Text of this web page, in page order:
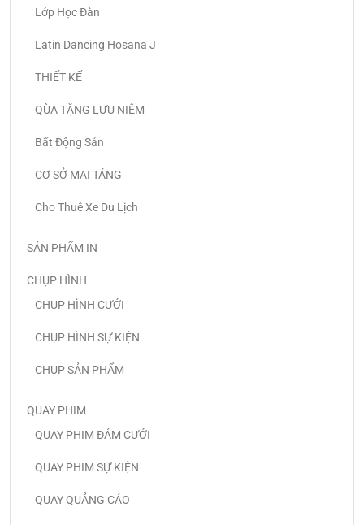
Lớp Học Đàn
Latin Dancing Hosana J
THIẾT KẾ
QÙA TẶNG LƯU NIỆM
Bất Động Sản
CƠ SỞ MAI TÁNG
Cho Thuê Xe Du Lịch
SẢN PHẨM IN
CHỤP HÌNH
CHỤP HÌNH CƯỚI
CHỤP HÌNH SỰ KIỆN
CHỤP SẢN PHẨM
QUAY PHIM
QUAY PHIM ĐÁM CƯỚI
QUAY PHIM SỰ KIỆN
QUAY QUẢNG CÁO